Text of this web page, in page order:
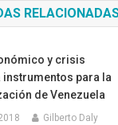
y crisis
instrumentos para la
de Venezuela
Gilberto Daly